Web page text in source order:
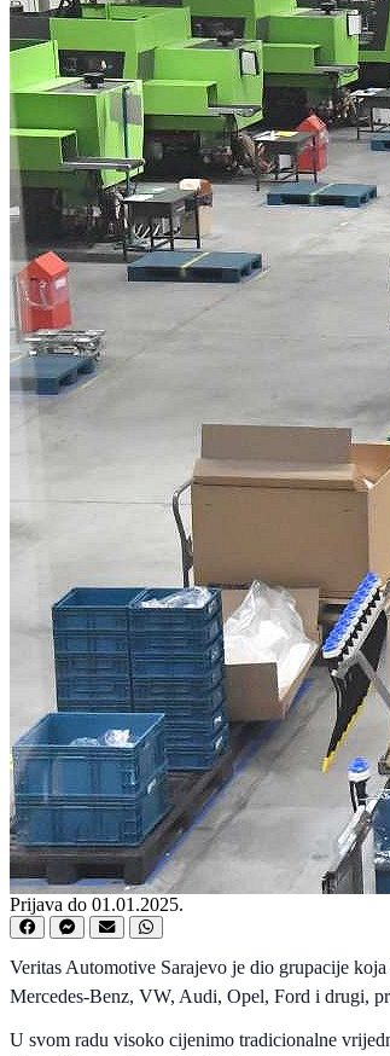
Prijava do 01.01.2025.
Veritas Automotive Sarajevo je dio grupacije
Mercedes-Benz, VW, Audi, Opel, Ford i drugi,
U svom radu visoko cijenimo tradicionalne